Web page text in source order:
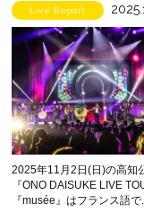
Live Report
2025年11月2日(日)の高知
『ONO DAISUKE LIVE
『musée』はフランス語で...